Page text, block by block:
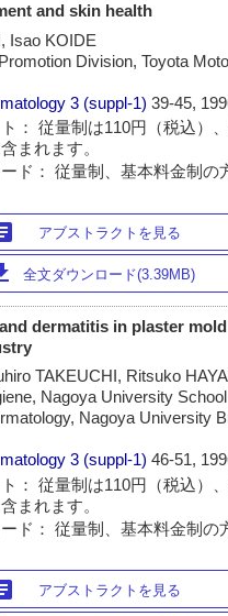
and skin health
Isao KOIDE
Division, Toyota
3 (suppl-1)39-45,
： 従量制は110円（税込）
まれます。
ド： 従量制、基本料金制の
アブストラクトを見る
全文ダウンロード(3.39MB)
dermatitis in plaster
TAKEUCHI, Ritsuko
Nagoya University
Nagoya University
3 (suppl-1)46-51,
： 従量制は110円（税込）
まれます。
ド： 従量制、基本料金制の
アブストラクトを見る